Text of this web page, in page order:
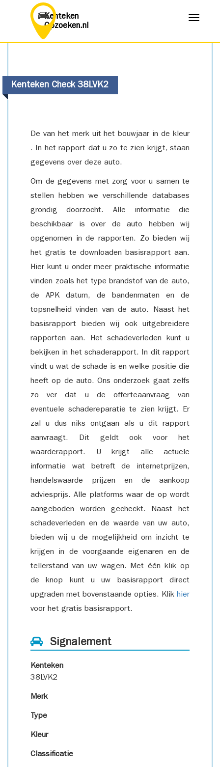
Kenteken
Opzoeken.nl
Menu
Kenteken Check 38LVK2
De van het merk uit het bouwjaar in de kleur
. In het rapport dat u zo te zien krijgt, staan
gegevens over deze auto.
Om de gegevens met zorg voor u samen te
stellen hebben we verschillende databases
grondig doorzocht. Alle informatie die
beschikbaar is over de auto hebben wij
opgenomen in de rapporten. Zo bieden wij
het gratis te downloaden basisrapport aan.
Hier kunt u onder meer praktische informatie
vinden zoals het type brandstof van de auto,
de APK datum, de bandenmaten en de
topsnelheid vinden van de auto. Naast het
basisrapport bieden wij ook uitgebreidere
rapporten aan. Het schadeverleden kunt u
bekijken in het schaderapport. In dit rapport
vindt u wat de schade is en welke positie die
heeft op de auto. Ons onderzoek gaat zelfs
zo ver dat u de offerteaanvraag van
eventuele schadereparatie te zien krijgt. Er
zal u dus niks ontgaan als u dit rapport
aanvraagt. Dit geldt ook voor het
waarderapport. U krijgt alle actuele
informatie wat betreft de internetprijzen,
handelswaarde prijzen en de aankoop
adviesprijs. Alle platforms waar de op wordt
aangeboden worden gecheckt. Naast het
schadeverleden en de waarde van uw auto,
bieden wij u de mogelijkheid om inzicht te
krijgen in de voorgaande eigenaren en de
tellerstand van uw wagen. Met één klik op
de knop kunt u uw basisrapport direct
upgraden met bovenstaande opties. Klik hier
voor het gratis basisrapport.
Signalement
Kenteken
38LVK2
Merk
Type
Kleur
Classificatie